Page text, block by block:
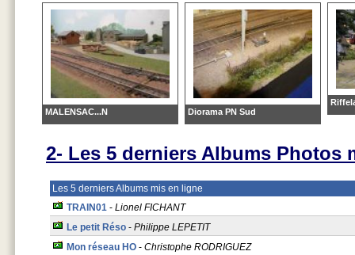
MALENSAC...N Diorama PN Sud
2- Les 5 derniers Albums Photos
Les 5 derniers Albums mis en ligne
TRAIN01 - Lionel FICHANT
Le petit Réso - Philippe LEPETIT
Mon réseau HO - Christophe RODRIGUEZ